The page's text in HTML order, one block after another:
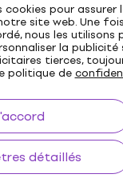
cookies pour assurer
site web. Une
nous les utilisons
la publicité
tierces,
politique de
détaillés